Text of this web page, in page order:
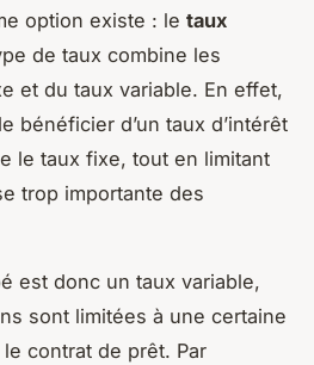
option existe : le taux
de taux combine les
et du taux variable. En effet,
bénéficier d’un taux d’intérêt
le taux fixe, tout en limitant
trop importante des
est donc un taux variable,
sont limitées à une certaine
contrat de prêt. Par